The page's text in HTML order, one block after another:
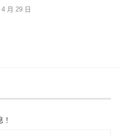
月 29 日